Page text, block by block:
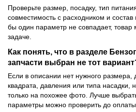
Проверьте размер, посадку, тип
совместимость с расходником и состав
бы один параметр не совпадает, товар
задаче.
Как понять, что в разделе
запчасти выбран не тот
Если в описании нет нужного размера,
квадрата, давления или типа насадки,
только на похожее фото. Лучше
параметры можно проверить до оплаты.